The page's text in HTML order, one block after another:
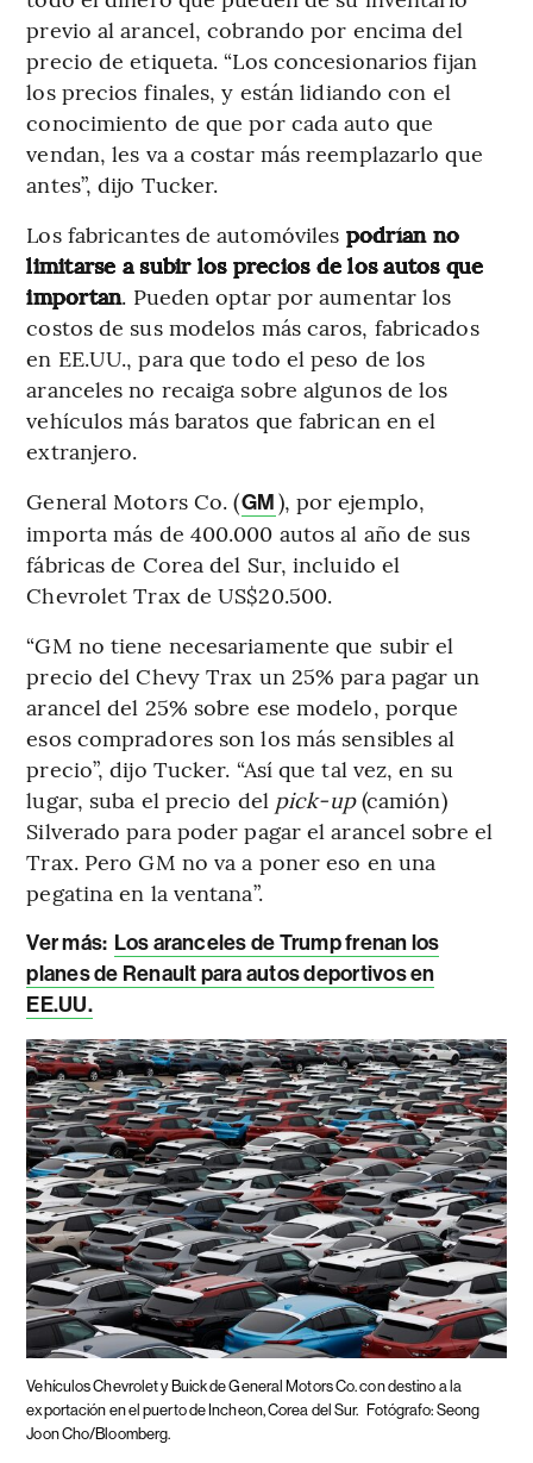
previo al arancel, cobrando por encima del
precio de etiqueta. “Los concesionarios fijan
los precios finales, y están lidiando con el
conocimiento de que por cada auto que
vendan, les va a costar más reemplazarlo que
antes”, dijo Tucker.
Los fabricantes de automóviles podrían no
limitarse a subir los precios de los autos que
importan. Pueden optar por aumentar los
costos de sus modelos más caros, fabricados
en EE.UU., para que todo el peso de los
aranceles no recaiga sobre algunos de los
vehículos más baratos que fabrican en el
extranjero.
General Motors Co. (GM), por ejemplo,
importa más de 400.000 autos al año de sus
fábricas de Corea del Sur, incluido el
Chevrolet Trax de US$20.500.
“GM no tiene necesariamente que subir el
precio del Chevy Trax un 25% para pagar un
arancel del 25% sobre ese modelo, porque
esos compradores son los más sensibles al
precio”, dijo Tucker. “Así que tal vez, en su
lugar, suba el precio del pick-up(camión)
Silverado para poder pagar el arancel sobre el
Trax. Pero GM no va a poner eso en una
pegatina en la ventana”.
Ver más: Los aranceles de Trump frenan los
planes de Renault para autos deportivos en
EE.UU.
Vehículos Chevrolet y Buick de General Motors Co. con destino a la
exportación en el puerto de Incheon, Corea del Sur. Fotógrafo: Seong
Joon Cho/Bloomberg.